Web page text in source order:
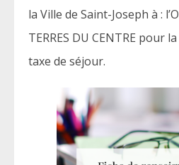
la Ville de Saint-Joseph à :
TERRES DU CENTRE pour
taxe de séjour.